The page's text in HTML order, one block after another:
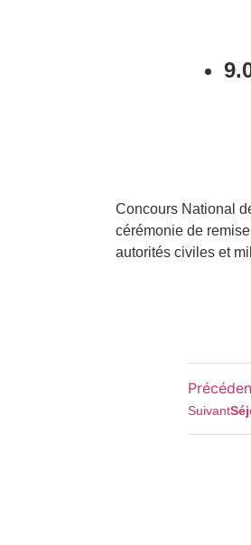
Concours National
cérémonie de
autorités civiles et
Suivant